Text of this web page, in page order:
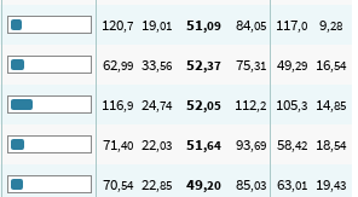
120,7 19,01 51,09 84,05 117,0 9,28
62,99 33,56 52,37 75,31 49,29 16,54
116,9 24,74 52,05 112,2 105,3 14,85
71,40 22,03 51,64 93,69 58,42 18,54
70,54 22,85 49,20 85,03 63,01 19,43